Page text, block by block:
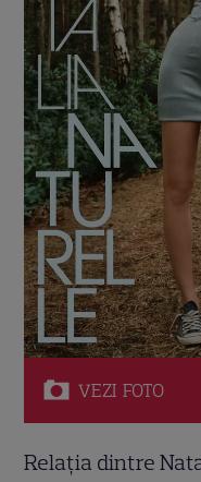
VEZI FOTO
Relația dintre